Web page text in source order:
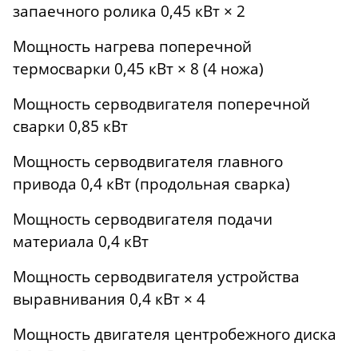
запаечного ролика 0,45 кВт × 2
Мощность нагрева поперечной
термосварки 0,45 кВт × 8 (4 ножа)
Мощность серводвигателя поперечной
сварки 0,85 кВт
Мощность серводвигателя главного
привода 0,4 кВт (продольная сварка)
Мощность серводвигателя подачи
материала 0,4 кВт
Мощность серводвигателя устройства
выравнивания 0,4 кВт × 4
Мощность двигателя центробежного диска